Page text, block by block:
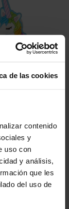
de las cookies
contenido
y
uso con
y análisis,
que les
del uso de